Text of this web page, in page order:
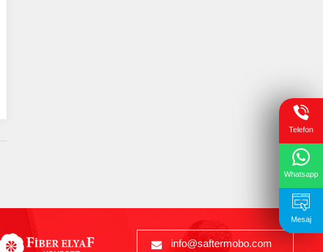
info@saftermobo.com
Telefon
Whatsapp
Mesaj